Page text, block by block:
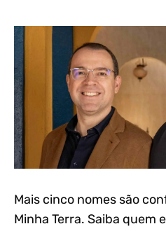
Mais cinco nomes são
Minha Terra. Saiba quem